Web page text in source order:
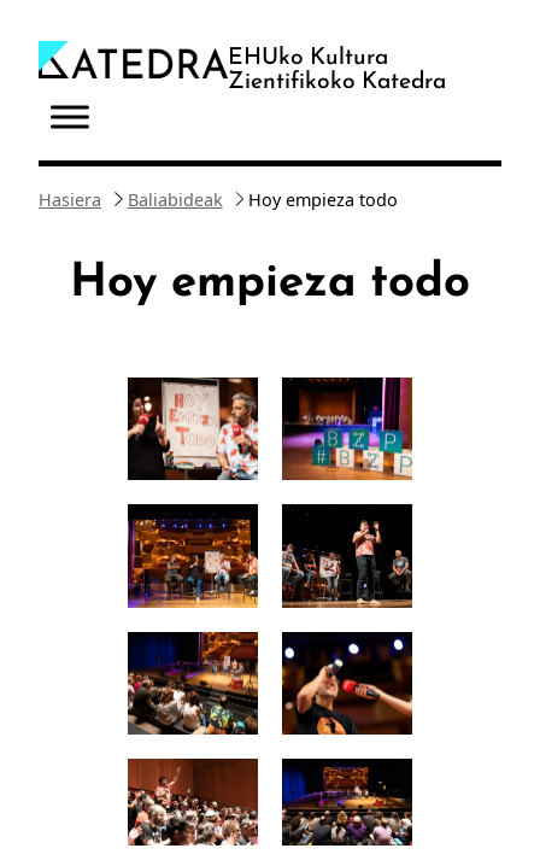
edukira
EHUko Kultura
Zientifikoko Katedra
Hasiera Baliabideak Hoy empieza todo
Hoy empieza todo